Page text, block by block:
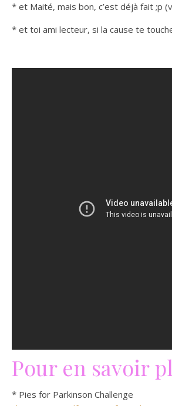
* et Maité, mais bon, c’est déjà fait ;p (
* et toi ami lecteur, si la cause te
Pour en savoir
* Pies for Parkinson Challenge